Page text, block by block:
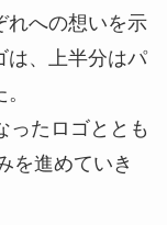
れへの想いを示
は、上半分はパ
ったロゴととも
を進めていき